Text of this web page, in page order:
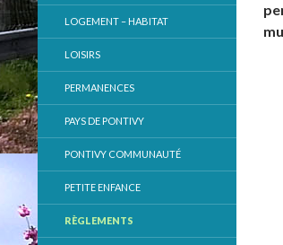
LOGEMENT – HABITAT
LOISIRS
PERMANENCES
PAYS DE PONTIVY
PONTIVY COMMUNAUTÉ
PETITE ENFANCE
RÈGLEMENTS